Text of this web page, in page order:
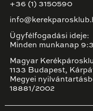
+36 (1) 3150590
Ügyfélfogadási ideje:
Minden munkanap
Magyar
1133 Budapest,
Megyei
18881/2002